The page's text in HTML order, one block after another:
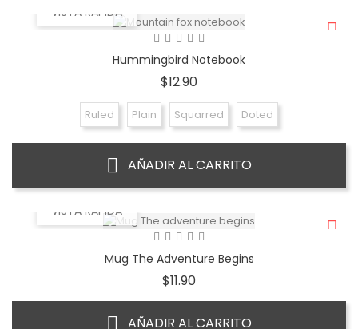
VISTA RÁPIDA
Hummingbird Notebook
$12.90
Ruled Plain Squarred Doted
AÑADIR AL CARRITO
VISTA RÁPIDA
Mug The Adventure Begins
$11.90
AÑADIR AL CARRITO